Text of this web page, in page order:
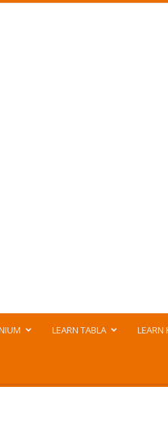
LEARN TABLA LEARN